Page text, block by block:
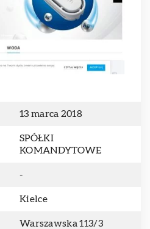
13 marca 2018
SPÓŁKI
KOMANDYTOWE
-
Kielce
Warszawska 113/3